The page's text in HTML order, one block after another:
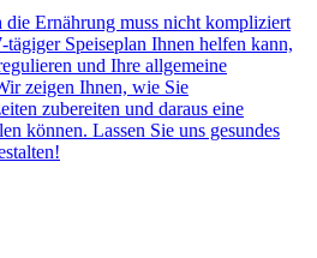
Ernährung muss nicht kompliziert
Speiseplan Ihnen helfen kann,
und Ihre allgemeine
zeigen Ihnen, wie Sie
zubereiten und daraus eine
können. Lassen Sie uns gesundes